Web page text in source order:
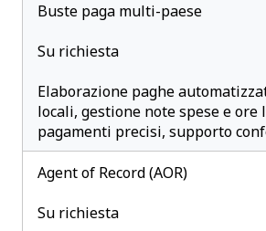
Buste paga multi-paese
Su richiesta
Elaborazione paghe
locali, gestione note spese e ore
pagamenti precisi, supporto
Agent of Record (AOR)
Su richiesta